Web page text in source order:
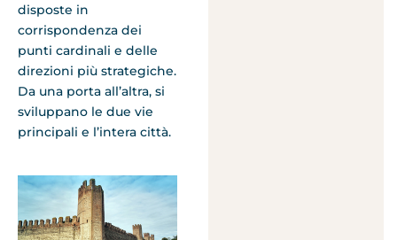
disposte in
corrispondenza dei
punti cardinali e delle
direzioni più strategiche.
Da una porta all’altra, si
sviluppano le due vie
principali e l’intera città.